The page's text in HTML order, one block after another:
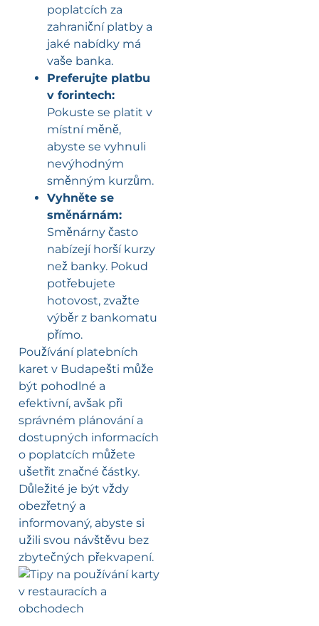
poplatcích za
zahraniční platby a
jaké nabídky má
vaše banka.
Preferujte platbu
v forintech:
Pokuste se platit v
místní měně,
abyste se vyhnuli
nevýhodným
směnným kurzům.
Vyhněte se
směnárnám:
Směnárny často
nabízejí horší kurzy
než banky. Pokud
potřebujete
hotovost, zvažte
výběr z bankomatu
přímo.
Používání platebních
karet v Budapešti může
být pohodlné a
efektivní, avšak při
správném plánování a
dostupných informacích
o poplatcích můžete
ušetřit značné částky.
Důležité je být vždy
obezřetný a
informovaný, abyste si
užili svou návštěvu bez
zbytečných překvapení.